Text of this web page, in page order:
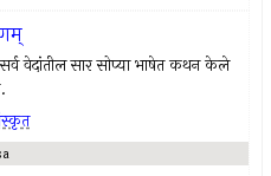
सर्व वेदांतील सार सोप्या भाषेत कथन केले